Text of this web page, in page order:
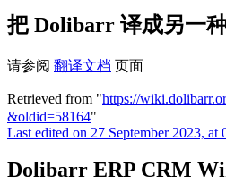
把 Dolibarr 译成另一
请参阅 翻译文档 页面
Retrieved from "https://
&oldid=58164"
Last edited on 27 September 2023, at
Dolibarr ERP CRM